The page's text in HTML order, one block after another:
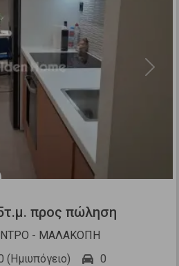
Next
προς πώληση
- ΜΑΛΑΚΟΠΗ
(Ημιυπόγειο)
0